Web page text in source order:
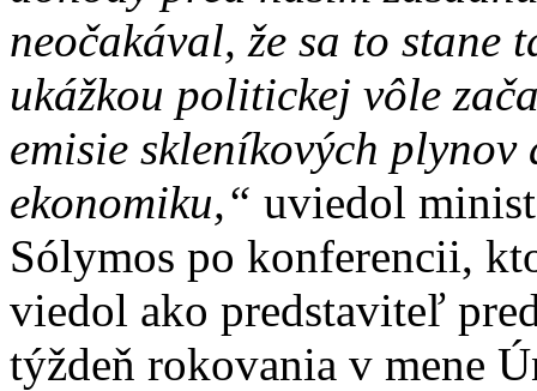
neočakával, že sa to stane
ukážkou politickej vôle
emisie skleníkových
ekonomiku,“ uviedol
Sólymos po konferencii,
viedol ako predstaviteľ
týždeň rokovania v mene